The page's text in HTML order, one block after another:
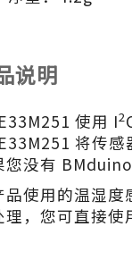
说明
使用 I2
将传
您没有
品使用的温湿
理，您可直接使